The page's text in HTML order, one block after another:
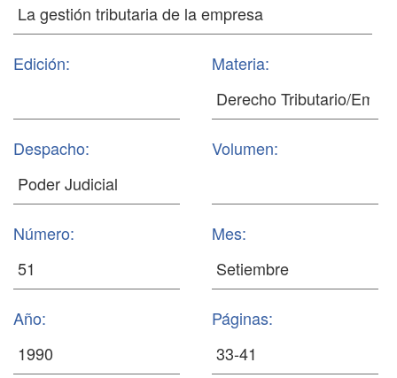
Edición: Materia:
Despacho: Volumen:
Número: Mes:
Año: Páginas: